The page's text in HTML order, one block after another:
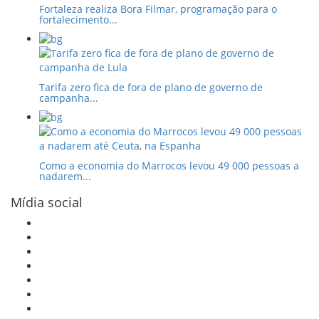
Fortaleza realiza Bora Filmar, programação para o
fortalecimento...
Tarifa zero fica de fora de plano de governo de
campanha...
Como a economia do Marrocos levou 49 000 pessoas a
nadarem...
Mídia social